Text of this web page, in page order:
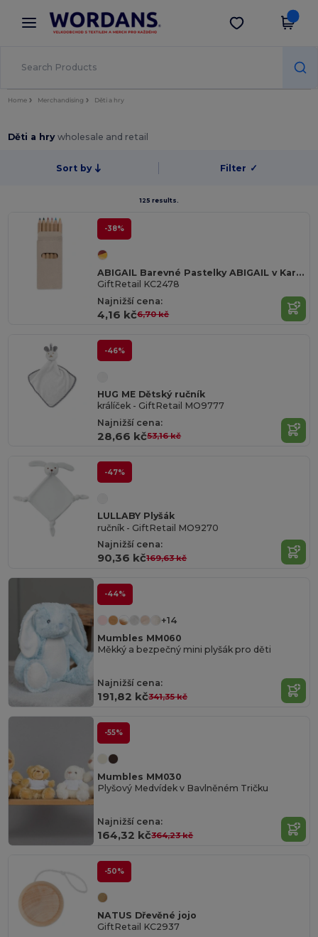
× Aplikace Wordans
Lepší ceny v aplikaci!
Stáhnout app
Home Merchandising Děti a hry
Děti a hrywholesale and retail
Sort by Filter ✓
125 results.
-38%
ABIGAIL Barevné Pastelky ABIGAIL v Kartonové Krabičce
GiftRetail KC2478
Najnižší cena:
4,16 kč6,70 kč
-46%
HUG ME Dětský ručník
králíček - GiftRetail MO9777
Najnižší cena:
28,66 kč53,16 kč
-47%
LULLABY Plyšák
ručník - GiftRetail MO9270
Najnižší cena:
90,36 kč169,63 kč
-44%
+14
Mumbles MM060
Měkký a bezpečný mini plyšák pro děti
Najnižší cena:
191,82 kč341,35 kč
-55%
Mumbles MM030
Plyšový Medvídek v Bavlněném Tričku
Najnižší cena:
164,32 kč364,23 kč
-50%
NATUS Dřevěné jojo
GiftRetail KC2937